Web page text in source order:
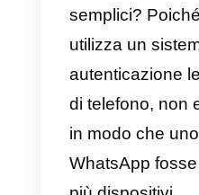
gestire